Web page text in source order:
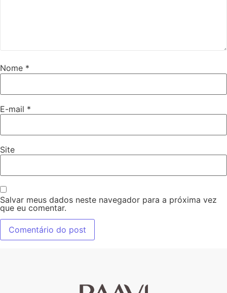
Nome *
E-mail *
Site
Salvar meus dados neste navegador para a próxima vez
que eu comentar.